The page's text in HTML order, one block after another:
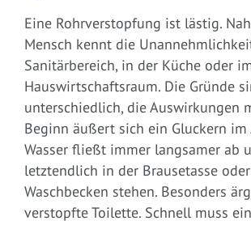
Eine Rohrverstopfung ist lästig.
Mensch kennt die
Sanitärbereich, in der Küche oder
Hauswirtschaftsraum. Die Gründe
unterschiedlich, die Auswirkungen
Beginn äußert sich ein Gluckern im
Wasser fließt immer langsamer ab
letztendlich in der Brausetasse
Waschbecken stehen. Besonders
verstopfte Toilette. Schnell muss